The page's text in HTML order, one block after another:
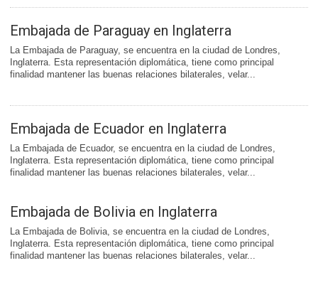
Embajada de Paraguay en Inglaterra
La Embajada de Paraguay, se encuentra en la ciudad de Londres,
Inglaterra. Esta representación diplomática, tiene como principal
finalidad mantener las buenas relaciones bilaterales, velar...
Embajada de Ecuador en Inglaterra
La Embajada de Ecuador, se encuentra en la ciudad de Londres,
Inglaterra. Esta representación diplomática, tiene como principal
finalidad mantener las buenas relaciones bilaterales, velar...
Embajada de Bolivia en Inglaterra
La Embajada de Bolivia, se encuentra en la ciudad de Londres,
Inglaterra. Esta representación diplomática, tiene como principal
finalidad mantener las buenas relaciones bilaterales, velar...